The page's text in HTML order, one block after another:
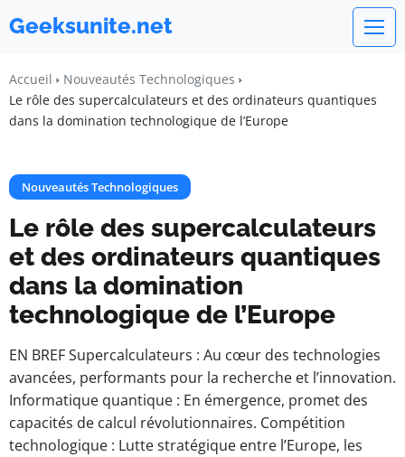
Geeksunite.net
Accueil
Nouveautés Technologiques
Le rôle des supercalculateurs et des ordinateurs quantiques
dans la domination technologique de l’Europe
Nouveautés Technologiques
Le rôle des supercalculateurs
et des ordinateurs quantiques
dans la domination
technologique de l’Europe
EN BREF Supercalculateurs : Au cœur des technologies
avancées, performants pour la recherche et l’innovation.
Informatique quantique : En émergence, promet des
capacités de calcul révolutionnaires. Compétition
technologique : Lutte stratégique entre l’Europe, les